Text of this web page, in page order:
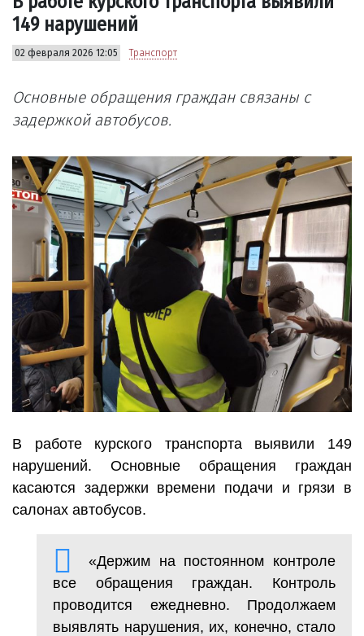
149 нарушений
02 февраля 2026 12:05 Транспорт
Основные обращения граждан связаны с
задержкой автобусов.
В работе курского транспорта выявили 149
нарушений. Основные обращения граждан
касаются задержки времени подачи и грязи в
салонах автобусов.
«Держим на постоянном контроле
все обращения граждан. Контроль
проводится ежедневно. Продолжаем
выявлять нарушения, их, конечно, стало